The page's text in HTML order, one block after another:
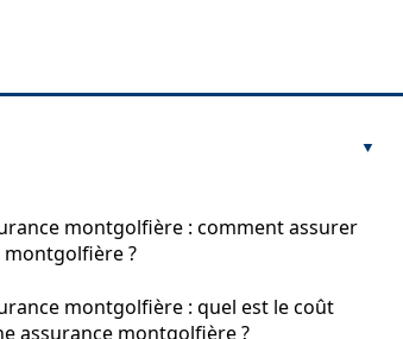
montgolfière : comment assurer
montgolfière ?
montgolfière : quel est le coût
assurance montgolfière ?